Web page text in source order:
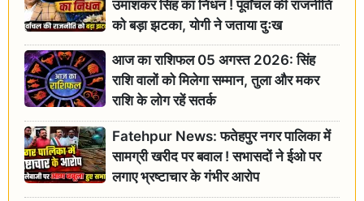
उमाशंकर सिंह का निधन ! पूर्वांचल की राजनीति
को बड़ा झटका, योगी ने जताया दुःख
आज का राशिफल 05 अगस्त 2026: सिंह
राशि वालों को मिलेगा सम्मान, तुला और मकर
राशि के लोग रहें सतर्क
Fatehpur News: फतेहपुर नगर पालिका में
सामग्री खरीद पर बवाल ! सभासदों ने ईओ पर
लगाए भ्रष्टाचार के गंभीर आरोप